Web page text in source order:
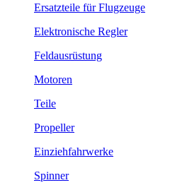
Ersatzteile für Flugzeuge
Elektronische Regler
Feldausrüstung
Motoren
Teile
Propeller
Einziehfahrwerke
Spinner